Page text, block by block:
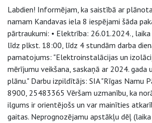
Labdien! Informējam, ka saistībā ar
namam Kandavas iela 8 iespējami šāda
pārtraukumi: • Elektrība: 26.01.2024.,
līdz plkst. 18:00, līdz 4 stundām darba
pamatojums: "Elektroinstalācijas un
mērījumu veikšana, saskaņā ar 2024. gada
plānu." Darbu izpildītājs: SIA "Rīgas Namu
8900, 25483365 Vēršam uzmanību, ka
ilgums ir orientējošs un var mainīties
gaitas. Neprognozējamu apstākļu dēļ